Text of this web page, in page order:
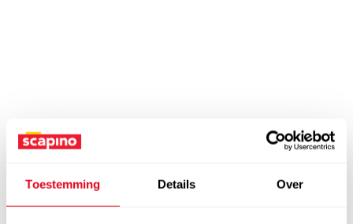
Toestemming Details Over